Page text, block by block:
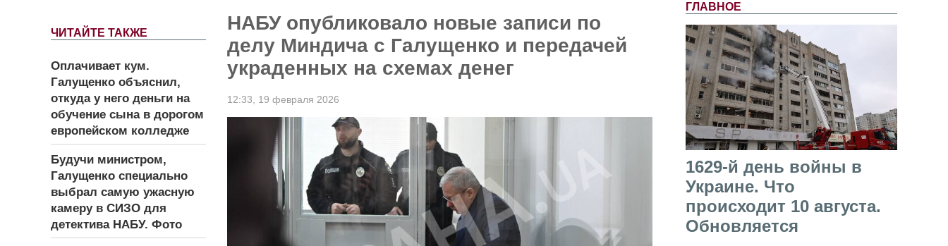
ГЛАВНОЕ
1629-й день войны в
Украине. Что
происходит 10 августа.
Обновляется
ЧИТАЙТЕ ТАКЖЕ
Оплачивает кум.
Галущенко объяснил,
откуда у него деньги на
обучение сына в дорогом
европейском колледже
Будучи министром,
Галущенко специально
выбрал самую ужасную
камеру в СИЗО для
детектива НАБУ. Фото
НАБУ опубликовало новые записи по
делу Миндича с Галущенко и передачей
украденных на схемах денег
12:33, 19 февраля 2026